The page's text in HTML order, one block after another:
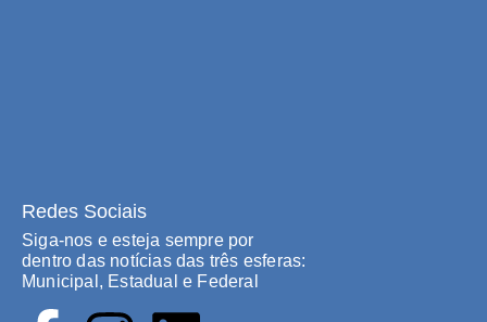
Redes Sociais
Siga-nos e esteja sempre por
dentro das notícias das três esferas:
Municipal, Estadual e Federal